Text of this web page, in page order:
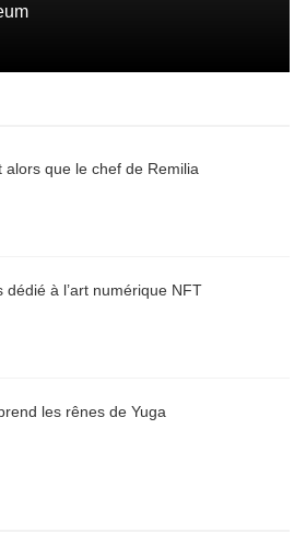
alors que le chef de Remilia
à l’art numérique NFT
les rênes de Yuga